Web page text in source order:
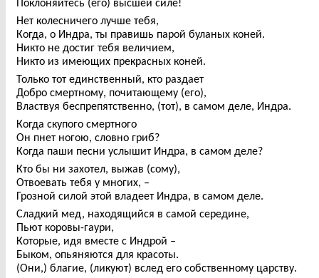
Нет колесничего лучше тебя,
Когда, о Индра, ты правишь парой буланых коней.
Никто не достиг тебя величием,
Никто из имеющих прекрасных коней.
Только тот единственный, кто раздает
Добро смертному, почитающему (его),
Властвуя беспрепятственно, (тот), в самом деле, Индра.
Когда скупого смертного
Он пнет ногою, словно гриб?
Когда паши песни услышит Индра, в самом деле?
Кто бы ни захотел, выжав (сому),
Отвоевать тебя у многих, –
Грозной силой этой владеет Индра, в самом деле.
Сладкий мед, находящийся в самой середине,
Пьют коровы-гаури,
Которые, идя вместе с Индрой –
Быком, опьяняются для красоты.
(Они,) благие, (ликуют) вслед его собственному царству.